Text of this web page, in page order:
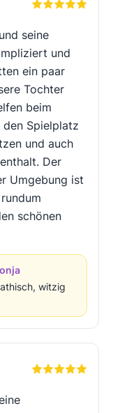
seine
und
ein paar
Tochter
beim
Spielplatz
und auch
Der
Umgebung ist
schönen
witzig